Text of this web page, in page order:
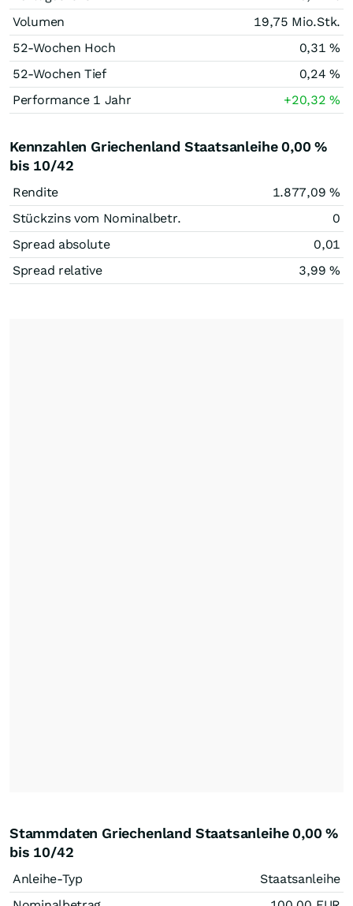
Volumen
19,75 Mio.Stk.
52-Wochen Hoch
0,31%
52-Wochen Tief
0,24%
Performance 1 Jahr
+20,32%
Kennzahlen Griechenland Staatsanleihe 0,00 %
bis 10/42
Rendite 1.877,09 %
Stückzins vom Nominalbetr.
0
Spread absolute
0,01
Spread relative
3,99 %
Stammdaten Griechenland Staatsanleihe 0,00 %
bis 10/42
Anleihe-Typ
Staatsanleihe